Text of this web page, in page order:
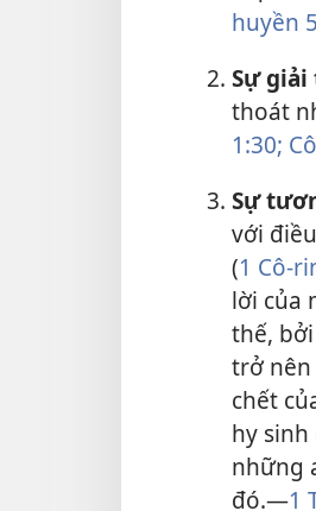
huyền
Sự
thoát
1:30;
Sự
với
(1 Cô-
lời của
thế,
trở nên
chết
hy
những
đó.​—1